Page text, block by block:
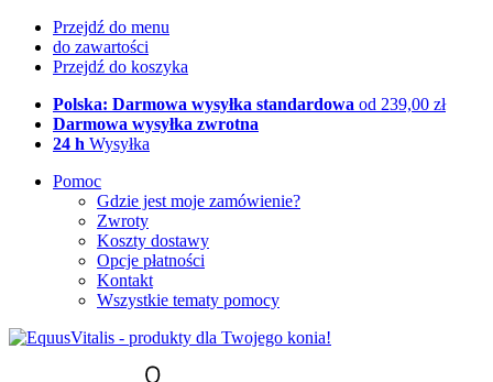
Przejdź do menu
do zawartości
Przejdź do koszyka
Polska: Darmowa wysyłka standardowa od 239,00 zł
Darmowa wysyłka zwrotna
24 h Wysyłka
Pomoc
Gdzie jest moje zamówienie?
Zwroty
Koszty dostawy
Opcje płatności
Kontakt
Wszystkie tematy pomocy